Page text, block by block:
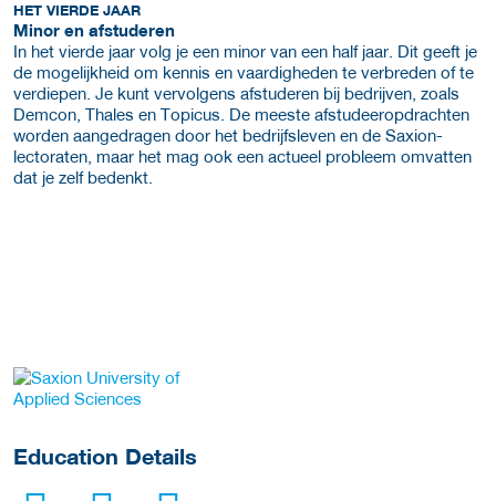
HET VIERDE JAAR
Minor en afstuderen
In het vierde jaar volg je een minor van een half jaar. Dit geeft je
de mogelijkheid om kennis en vaardigheden te verbreden of te
verdiepen. Je kunt vervolgens afstuderen bij bedrijven, zoals
Demcon, Thales en Topicus. De meeste afstudeeropdrachten
worden aangedragen door het bedrijfsleven en de Saxion-
lectoraten, maar het mag ook een actueel probleem omvatten
dat je zelf bedenkt.
about this provider
Education Details